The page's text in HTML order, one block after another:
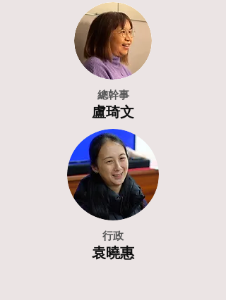
總幹事
​盧琦文
行政
​袁曉惠